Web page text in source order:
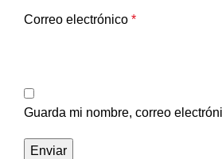
Correo electrónico *
Guarda mi nombre, correo